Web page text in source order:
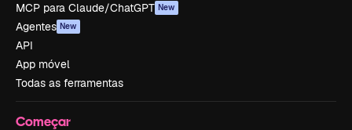
MCP para Claude/ChatGPT New
Agentes New
API
App móvel
Todas as ferramentas
Começar